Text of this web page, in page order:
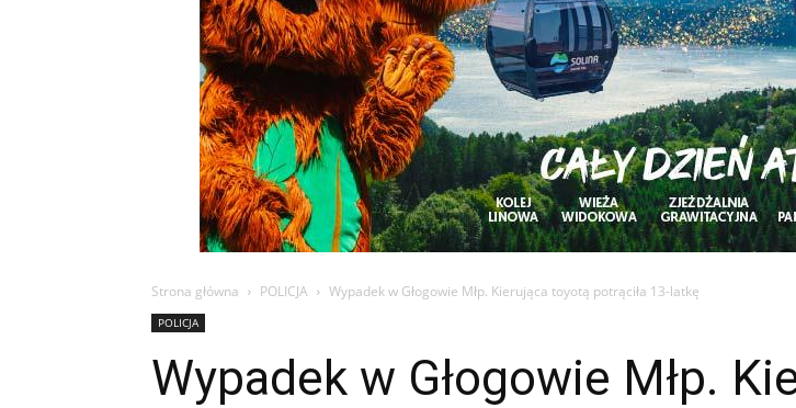
Strona główna POLICJA Wypadek w Głogowie Młp. Kierująca toyotą potrąciła 13-latkę
POLICJA
Wypadek w Głogowie Młp.